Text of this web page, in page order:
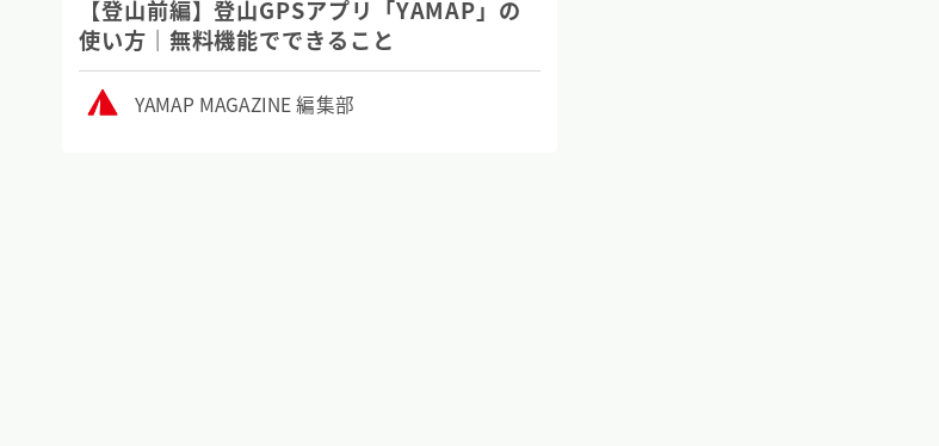
【登山前編】登山GPSアプリ「YAMAP」の
使い方｜無料機能でできること
YAMAP MAGAZINE 編集部